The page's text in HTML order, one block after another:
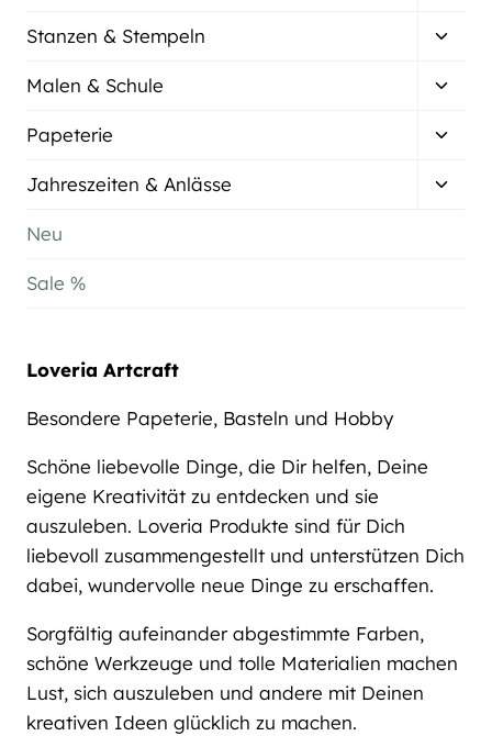
Stanzen & Stempeln
Malen & Schule
Papeterie
Jahreszeiten & Anlässe
Neu
Sale %
Loveria Artcraft
Besondere Papeterie, Basteln und Hobby
Schöne liebevolle Dinge, die Dir helfen, Deine
eigene Kreativität zu entdecken und sie
auszuleben. Loveria Produkte sind für Dich
liebevoll zusammengestellt und unterstützen Dich
dabei, wundervolle neue Dinge zu erschaffen.
Sorgfältig aufeinander abgestimmte Farben,
schöne Werkzeuge und tolle Materialien machen
Lust, sich auszuleben und andere mit Deinen
kreativen Ideen glücklich zu machen.